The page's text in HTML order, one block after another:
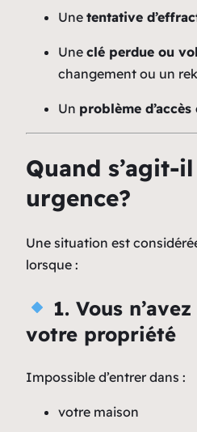
Une tentative
Une clé perdue ou
changement ou un
Un problème
Quand s’agit-il
urgence?
Une situation est
lorsque :
1. Vous
votre propriété
Impossible d’entrer dans :
votre maison